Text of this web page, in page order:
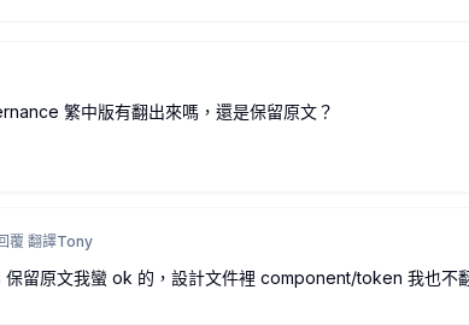
繁中版有翻出來嗎，還是保留原文？
覆 翻譯Tony
留原文我蠻 ok 的，設計文件裡 component/token 我也不